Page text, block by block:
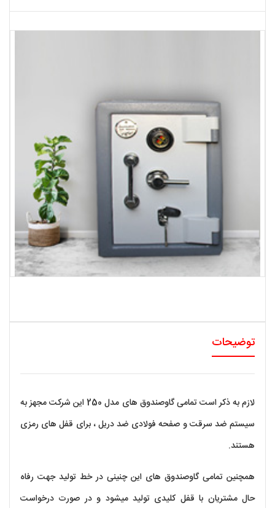
توضیحات
لازم به ذکر است تمامی گاوصندوق های مدل 250 این شرکت مجهز به
سیستم ضد سرقت و صفحه فولادی ضد دریل ، برای قفل های رمزی
هستند.
همچنین تمامی گاوصندوق های این چنینی در خط تولید جهت رفاه
حال مشتریان با قفل کلیدی تولید میشود و در صورت درخواست